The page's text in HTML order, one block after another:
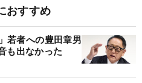
おすすめ
若者への豊田章男
も出なかった